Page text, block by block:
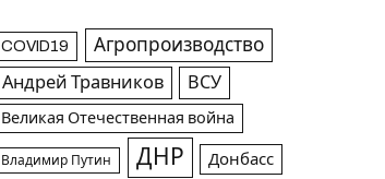
COVID19 Агропроизводство
Андрей Травников ВСУ
Великая Отечественная война
Владимир Путин ДНР Донбасс